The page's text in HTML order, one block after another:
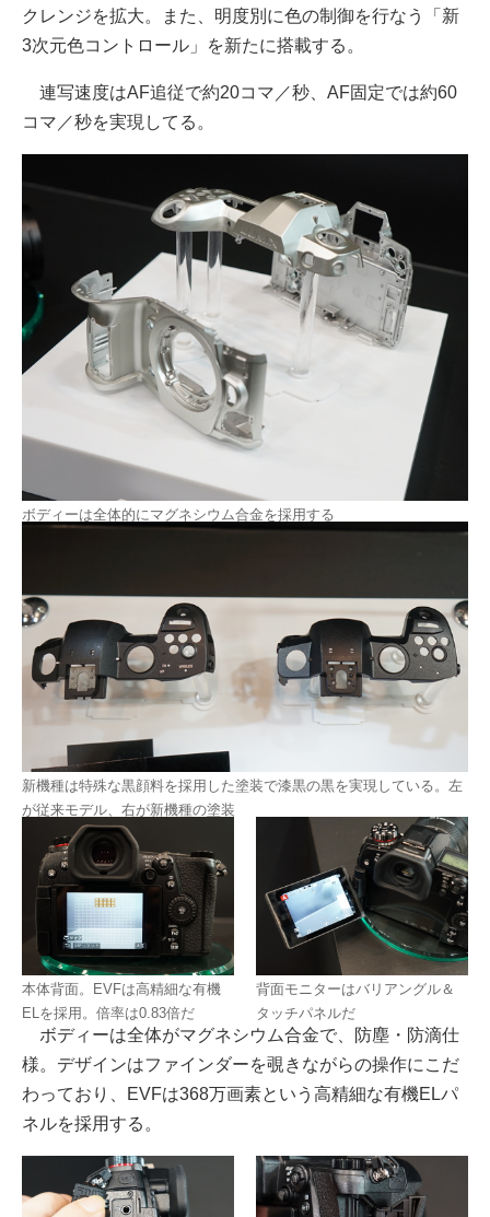
クレンジを拡大。また、明度別に色の制御を行なう「新
3次元色コントロール」を新たに搭載する。
連写速度はAF追従で約20コマ／秒、AF固定では約60
コマ／秒を実現してる。
ボディーは全体的にマグネシウム合金を採用する
新機種は特殊な黒顔料を採用した塗装で漆黒の黒を実現している。左
が従来モデル、右が新機種の塗装
本体背面。EVFは高精細な有機
ELを採用。倍率は0.83倍だ
背面モニターはバリアングル＆
タッチパネルだ
ボディーは全体がマグネシウム合金で、防塵・防滴仕
様。デザインはファインダーを覗きながらの操作にこだ
わっており、EVFは368万画素という高精細な有機ELパ
ネルを採用する。